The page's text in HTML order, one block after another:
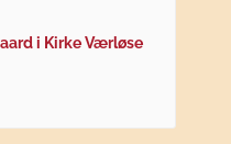
i Kirke Værløse